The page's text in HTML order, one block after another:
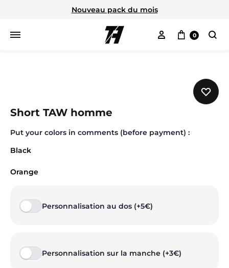
Nouveau pack du mois
Mon compte
Panier
0
Short TAW homme
Put your colors in comments (before payment) :
Black
Orange
Personnalisation au dos (+5€)
Personnalisation sur la manche (+3€)